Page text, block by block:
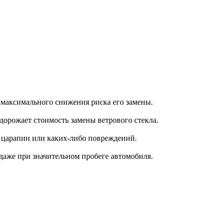
снижения риска его замены.
стоимость замены ветрового стекла.
царапин или каких-либо повреждений.
при значительном пробеге автомобиля.